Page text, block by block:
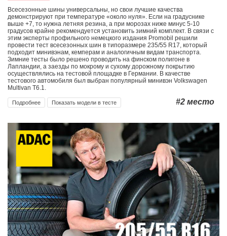
Всесезонные шины универсальны, но свои лучшие качества
демонстрируют при температуре «около нуля». Если на градуснике
выше +7, то нужна летняя резина, а при морозах ниже минус 5-10
градусов крайне рекомендуется установить зимний комплект. В связи с
этим эксперты профильного немецкого издания Promobil решили
провести тест всесезонных шин в типоразмере 235/55 R17, который
подходит минивэнам, кемперам и аналогичным видам транспорта.
Зимние тесты было решено проводить на финском полигоне в
Лапландии, а заезды по мокрому и сухому дорожному покрытию
осуществлялись на тестовой площадке в Германии. В качестве
тестового автомобиля был выбран популярный минивэн Volkswagen
Multivan T6.1.
Подробнее Показать модели в тесте #2 место